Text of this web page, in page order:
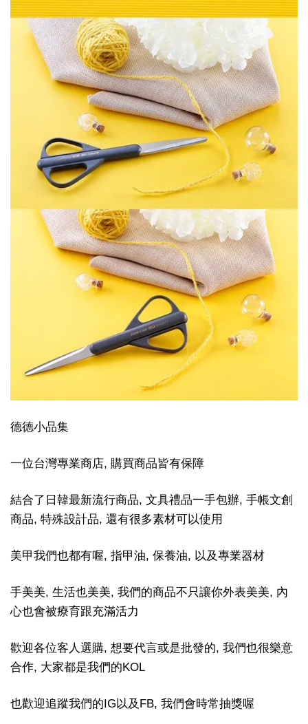
德德小品集
一位台灣專業商店, 購買商品皆有保障
結合了日韓最新流行商品, 文具禮品一手包辦, 手帳文創
商品, 特殊設計品, 還有很多素材可以使用
美甲我們也都有喔, 指甲油, 保養油, 以及專業器材
手美美, 生活也美美, 我們的商品不只讓你外表美美, 內
心也會被療育跟充滿活力
歡迎各位客人選購, 想要代言或是批發的, 我們也很樂意
合作, 大家都是我們的KOL
也歡迎追蹤我們的IG以及FB, 我們會時常抽獎喔